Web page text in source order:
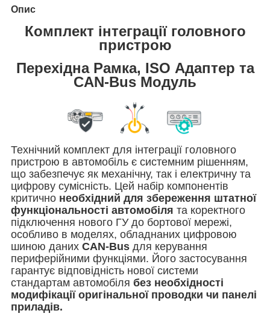
Опис
Комплект інтеграції головного
пристрою
Перехідна Рамка, ISO Адаптер та
CAN-Bus Модуль
Технічний комплект для інтеграції головного
пристрою в автомобіль є системним рішенням,
що забезпечує як механічну, так і електричну та
цифрову сумісність. Цей набір компонентів
критично необхідний для збереження штатної
функціональності автомобіля та коректного
підключення нового ГУ до бортової мережі,
особливо в моделях, обладнаних цифровою
шиною даних CAN-Bus для керування
периферійними функціями. Його застосування
гарантує відповідність нової системи
стандартам автомобіля без необхідності
модифікації оригінальної проводки чи панелі
приладів.